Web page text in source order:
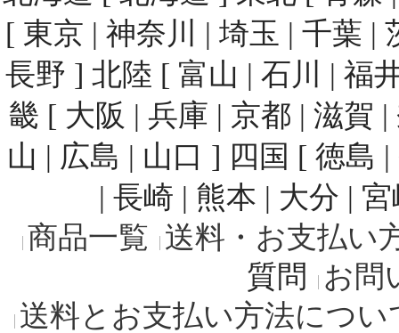
[ 東京 | 神奈川 | 埼玉 | 千葉 |
長野 ] 北陸 [ 富山 | 石川 | 福
畿 [ 大阪 | 兵庫 | 京都 | 滋賀
山 | 広島 | 山口 ] 四国 [ 徳島
| 長崎 | 熊本 | 大分 |
商品一覧 送料・お支払い
質問
お問
送料とお支払い方法につい